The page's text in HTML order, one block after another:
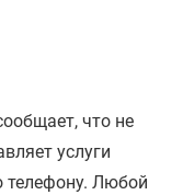
что не
услуги
телефону. Любой